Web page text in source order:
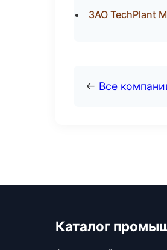
ЗАО TechPlant
← Все
Каталог